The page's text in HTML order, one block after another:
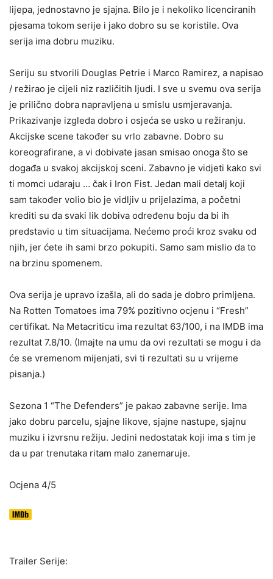
lijepa, jednostavno je sjajna. Bilo je i nekoliko licenciranih
pjesama tokom serije i jako dobro su se koristile. Ova
serija ima dobru muziku.
Seriju su stvorili Douglas Petrie i Marco Ramirez, a napisao
/ režirao je cijeli niz različitih ljudi. I sve u svemu ova serija
je prilično dobra napravljena u smislu usmjeravanja.
Prikazivanje izgleda dobro i osjeća se usko u režiranju.
Akcijske scene također su vrlo zabavne. Dobro su
koreografirane, a vi dobivate jasan smisao onoga što se
događa u svakoj akcijskoj sceni. Zabavno je vidjeti kako svi
ti momci udaraju … čak i Iron Fist. Jedan mali detalj koji
sam također volio bio je vidljiv u prijelazima, a početni
krediti su da svaki lik dobiva određenu boju da bi ih
predstavio u tim situacijama. Nećemo proći kroz svaku od
njih, jer ćete ih sami brzo pokupiti. Samo sam mislio da to
na brzinu spomenem.
Ova serija je upravo izašla, ali do sada je dobro primljena.
Na Rotten Tomatoes ima 79% pozitivno ocjenu i “Fresh”
certifikat. Na Metacriticu ima rezultat 63/100, i na IMDB ima
rezultat 7.8/10. (Imajte na umu da ovi rezultati se mogu i da
će se vremenom mijenjati, svi ti rezultati su u vrijeme
pisanja.)
Sezona 1 “The Defenders” je pakao zabavne serije. Ima
jako dobru parcelu, sjajne likove, sjajne nastupe, sjajnu
muziku i izvrsnu režiju. Jedini nedostatak koji ima s tim je
da u par trenutaka ritam malo zanemaruje.
Ocjena 4/5
Trailer Serije: